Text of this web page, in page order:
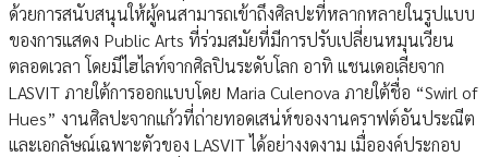
ด้วยการสนับสนุนให้ผู้คนสามารถเข้าถึงศิลปะที่หลากหลายในรูปแบบ
ของการแสดง Public Arts ที่ร่วมสมัยที่มีการปรับเปลี่ยนหมุนเวียน
ตลอดเวลา โดยมีไฮไลท์จากศิลปินระดับโลก อาทิ แชนเดอเลียจาก
LASVIT ภายใต้การออกแบบโดย Maria Culenova ภายใต้ชื่อ “Swirl of
Hues” งานศิลปะจากแก้วที่ถ่ายทอดเสน่ห์ของงานคราฟต์อันประณีต
และเอกลัษณ์เฉพาะตัวของ LASVIT ได้อย่างงดงาม เมื่อองค์ประกอบ